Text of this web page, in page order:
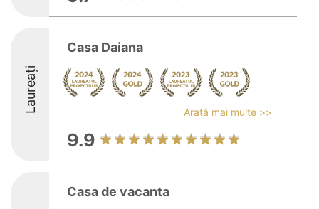
Laureați
Casa Daiana
Arată mai multe >>
9.9
Casa de vacanta